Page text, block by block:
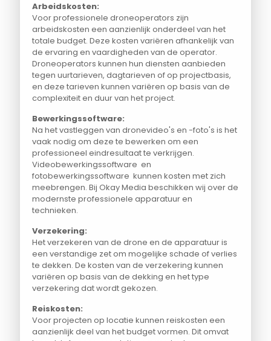
Arbeidskosten:
Voor professionele droneoperators zijn
arbeidskosten een aanzienlijk onderdeel van het
totale budget. Deze kosten variëren afhankelijk van
de ervaring en vaardigheden van de operator.
Droneoperators kunnen hun diensten aanbieden
tegen uurtarieven, dagtarieven of op projectbasis,
en deze tarieven kunnen variëren op basis van de
complexiteit en duur van het project.
Bewerkingssoftware:
Na het vastleggen van dronevideo's en -foto's is het
vaak nodig om deze te bewerken om een
professioneel eindresultaat te verkrijgen.
Videobewerkingssoftware en
fotobewerkingssoftware kunnen kosten met zich
meebrengen. Bij Okay Media beschikken wij over de
modernste professionele apparatuur en
technieken.
Verzekering:
Het verzekeren van de drone en de apparatuur is
een verstandige zet om mogelijke schade of verlies
te dekken. De kosten van de verzekering kunnen
variëren op basis van de dekking en het type
verzekering dat wordt gekozen.
Reiskosten:
Voor projecten op locatie kunnen reiskosten een
aanzienlijk deel van het budget vormen. Dit omvat